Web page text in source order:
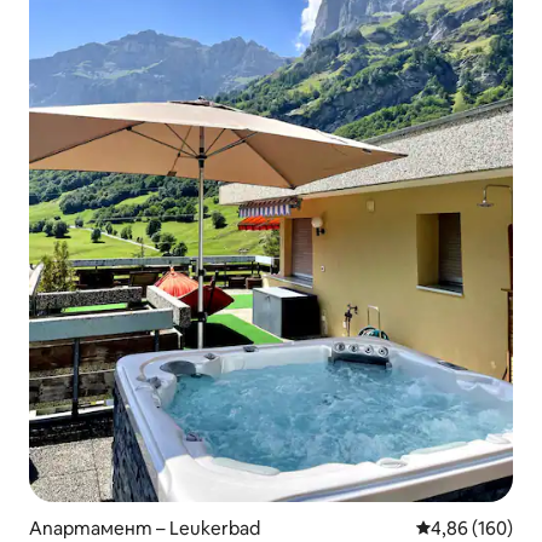
Апартамент – Leukerbad Средна
4,86 (160)